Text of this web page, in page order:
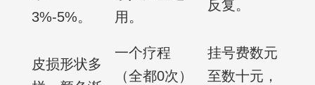
3%-5%。
用。
反复。
皮损形状多
一个疗程
（全都0次）
挂号费数元
至数十元，